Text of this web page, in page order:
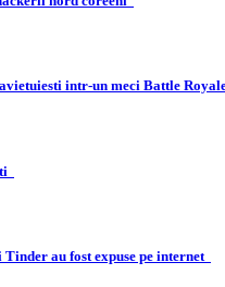
intr-un meci Battle
au fost expuse pe internet